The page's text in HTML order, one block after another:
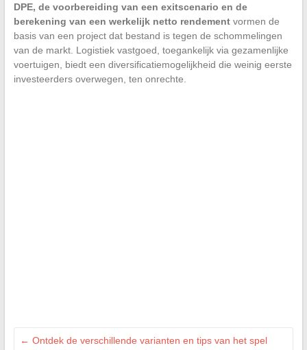
DPE, de voorbereiding van een exitscenario en de
berekening van een werkelijk netto rendementvormen de
basis van een project dat bestand is tegen de schommelingen
van de markt. Logistiek vastgoed, toegankelijk via gezamenlijke
voertuigen, biedt een diversificatiemogelijkheid die weinig eerste
investeerders overwegen, ten onrechte.
← Ontdek de verschillende varianten en tips van het spel